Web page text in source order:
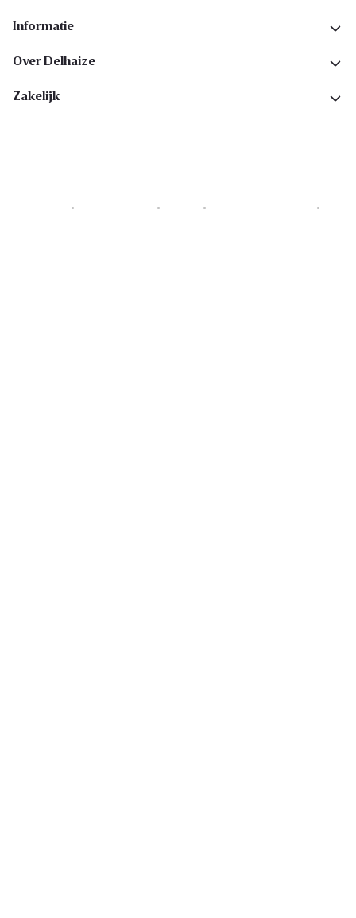
Informatie
Over Delhaize
Zakelijk